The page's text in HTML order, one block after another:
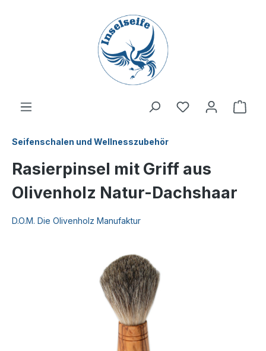
Seifenschalen und Wellnesszubehör
Rasierpinsel mit Griff aus
Olivenholz Natur-Dachshaar
D.O.M. Die Olivenholz Manufaktur